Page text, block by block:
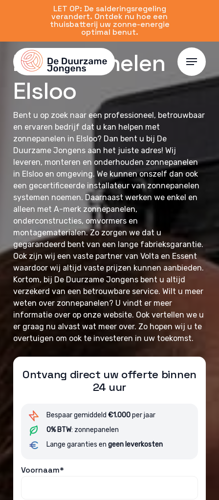
content
LET OP: De salderingsregeling
verandert. Ontdek nu hoe een
thuisbatterij uw zonne-energie
optimal benut.
Menu
Zonnepanelen
Elsloo
Bent u op zoek naar een professioneel, betrouwbaar
en ervaren bedrijf dat u kan helpen met
zonnepanelen in Elsloo? Dan bent u bij De
Duurzame Jongens aan het juiste adres! Wij
leveren, monteren en onderhouden zonnepanelen
in Elsloo en omgeving. We kunnen onszelf dan ook
een gecertificeerde installateur van zonnepanelen
systemen noemen. Daarnaast werken we enkel en
alleen met A-merk zonnepanelen,
onderconstructies, omvormers en
montagematerialen. Zo zorgen we dat u
gegarandeerd bent van een lange fabrieksgarantie.
Ook zijn wij een vaste partner van Volta en Essent
waardoor wij altijd vaste prijzen kunnen aanbieden.
Kortom, bij De Duurzame Jongens bent u altijd
verzekerd van een betrouwbare service. Wilt u meer
weten over zonnepanelen? U vindt er meer
informatie over op onze website. Ook vertellen we u
er graag nu alvast wat meer over. Zo hopen wij u te
overtuigen om ook te investeren in uw toekomst.
Ontvang direct uw offerte binnen
24 uur
Bespaar gemiddeld€1.000per jaar
0% BTW: zonnepanelen
Lange garanties engeen leverkosten
Voornaam*